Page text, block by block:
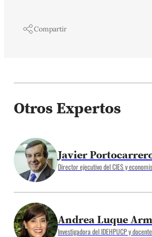
Compartir
Otros Expertos
Javier
Director ejecutivo del CIES y
Andrea Luque
Investigadora del IDEHPUCP y